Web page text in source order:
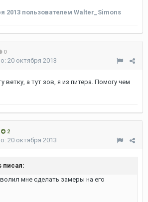
2013 пользователем Walter_Simons
0
20 октября 2013
ветку, а тут зов, я из питера. Помогу чем
2
20 октября 2013
писал:
мне сделать замеры на его